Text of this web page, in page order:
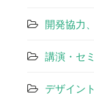
開発協力
講演・セ
デザイン